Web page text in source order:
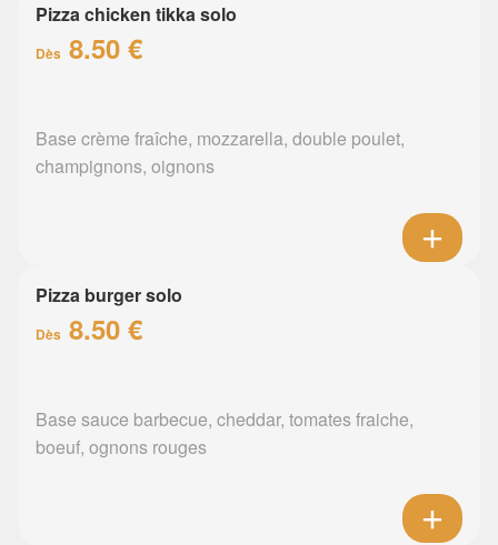
Pizza chicken tikka solo
Dès 8.50 €
Base crème fraîche, mozzarella, double poulet,
champignons, oignons
Pizza burger solo
Dès 8.50 €
Base sauce barbecue, cheddar, tomates fraiche,
boeuf, ognons rouges